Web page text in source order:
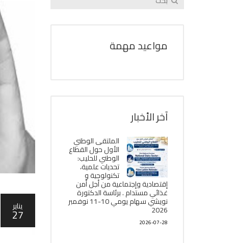
يناير
27
مواعيد مهمة
آخر الأخبار
الملتقى الوطني
الأول حول القطاع
الوطني للحليب:
تحديات علمية،
تكنولوجية و
إقتصادية وإجتماعية من أجل أمن
غذائي مستدام . برئاسة الدكتورة
نويشي سهام يومي 10-11 نوفمبر
2026
2026-07-28